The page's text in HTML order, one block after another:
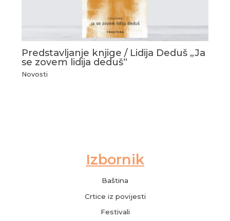
Baština
Crtice iz povijesti
Festivali
Predstavljanje knjige / Lidija Deduš „Ja
se zovem lidija deduš“
Novosti